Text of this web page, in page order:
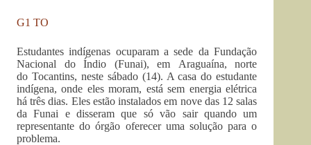
G1 TO
Estudantes indígenas ocuparam a sede da Fundação
Nacional do Índio (Funai), em Araguaína, norte
do Tocantins, neste sábado (14). A casa do estudante
indígena, onde eles moram, está sem energia elétrica
há três dias. Eles estão instalados em nove das 12 salas
da Funai e disseram que só vão sair quando um
representante do órgão oferecer uma solução para o
problema.